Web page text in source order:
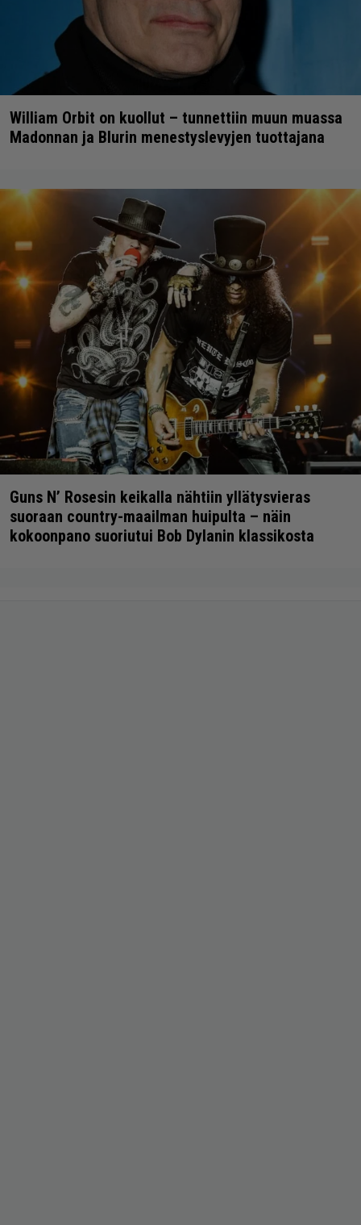
William Orbit on kuollut – tunnettiin muun muassa
Madonnan ja Blurin menestyslevyjen tuottajana
Guns N’ Rosesin keikalla nähtiin yllätysvieras
suoraan country-maailman huipulta – näin
kokoonpano suoriutui Bob Dylanin klassikosta